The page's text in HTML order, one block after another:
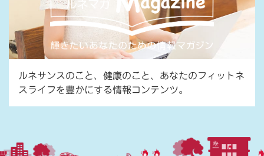
ルネサンスのこと、健康のこと、あなたのフィットネ
スライフを豊かにする情報コンテンツ。